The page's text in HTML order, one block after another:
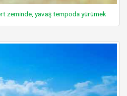
zeminde, yavaş tempoda yürümek